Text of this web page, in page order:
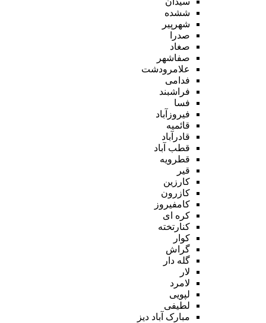
ششده
شهرپیر
صدرا
صغاد
صفاشهر
علامرودشت
فدامی
فراشبند
فسا
فیروزآباد
قائمیه
قادرآباد
قطب آباد
قطرویه
قیر
کارزین
کازرون
کامفیروز
کره ای
کنارتخته
کوار
گراش
گله دار
لار
لامرد
لپویی
لطیفی
مبارک آباد دیز